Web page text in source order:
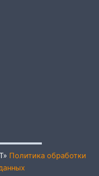
Политика обработки